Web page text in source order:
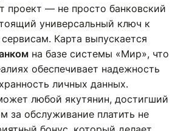
проект — не просто банковский
универсальный ключ к
Карта выпускается
на базе системы «Мир», что
обеспечивает надежность
личных данных.
любой якутянин, достигший
за обслуживание платить не